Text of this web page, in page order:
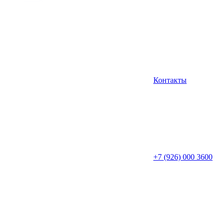
Контакты
+7 (926) 000 3600